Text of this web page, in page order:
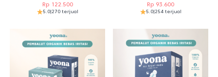
Rp122.500
5.0|270 terjual
Rp 93.600
5.0|254 terjual